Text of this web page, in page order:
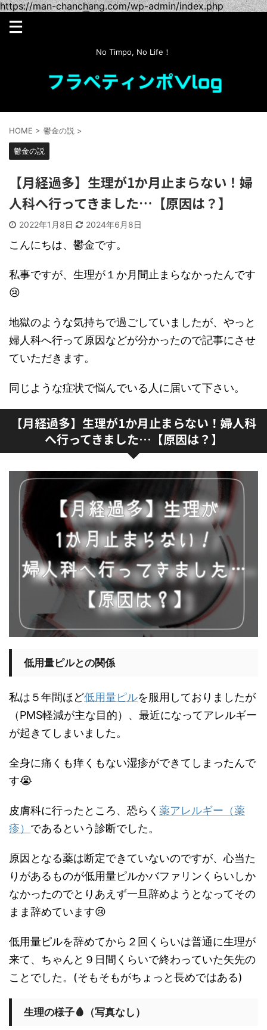
https://man-chanchang.com/wp-admin/index.php
No Timpo, No Life！
HOME > 鬱金の説 >
鬱金の説
【月経過多】生理が1か月止まらない！婦
人科へ行ってきました…【原因は？】
2022年1月8日 2024年6月8日
こんにちは、鬱金です。
私事ですが、生理が１か月間止まらなかったんです
😢
地獄のような気持ちで過ごしていましたが、やっと
婦人科へ行って原因などが分かったので記事にさせ
ていただきます。
同じような症状で悩んでいる人に届いて下さい。
【月経過多】生理が1か月止まらない！婦人科
へ行ってきました…【原因は？】
低用量ピルとの関係
私は５年間ほど低用量ピルを服用しておりましたが
（PMS軽減が主な目的）、最近になってアレルギー
が起きてしまいました。
全身に痛くも痒くもない湿疹ができてしまったんで
す😭
皮膚科に行ったところ、恐らく 薬アレルギー（薬
疹） であるという診断でした。
原因となる薬は断定できていないのですが、心当た
りがあるものが低用量ピルかバファリンくらいしか
なかったのでとりあえず一旦辞めようとなってその
まま辞めています😢
低用量ピルを辞めてから２回くらいは普通に生理が
来て、ちゃんと９日間くらいで終わっていた矢先の
ことでした。(そもそもがちょっと長めではある)
生理の様子🩸（写真なし）